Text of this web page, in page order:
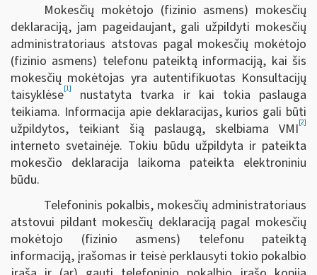
Mokesčių mokėtojo (fizinio asmens) mokesčių
deklaraciją, jam pageidaujant, gali užpildyti mokesčių
administratoriaus atstovas pagal mokesčių mokėtojo
(fizinio asmens) telefonu pateiktą informaciją, kai šis
mokesčių mokėtojas yra autentifikuotas Konsultacijų
taisyklėse[1]
nustatyta tvarka ir kai tokia paslauga
teikiama. Informacija apie deklaracijas, kurios gali būti
užpildytos, teikiant šią paslaugą, skelbiama VMI[2]
interneto svetainėje. Tokiu būdu užpildyta ir pateikta
mokesčio deklaracija laikoma pateikta elektroniniu
būdu.
Telefoninis pokalbis, mokesčių administratoriaus
atstovui pildant mokesčių deklaraciją pagal mokesčių
mokėtojo (fizinio asmens) telefonu pateiktą
informaciją, įrašomas ir teisė perklausyti tokio pokalbio